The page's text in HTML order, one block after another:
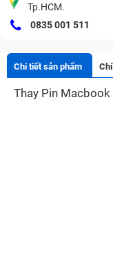
Tp.HCM.
0835 001 511
Chi tiết sản phẩm
Thay Pin